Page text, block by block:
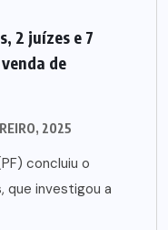
2 juízes e 7
de
2025
concluiu o
que investigou a